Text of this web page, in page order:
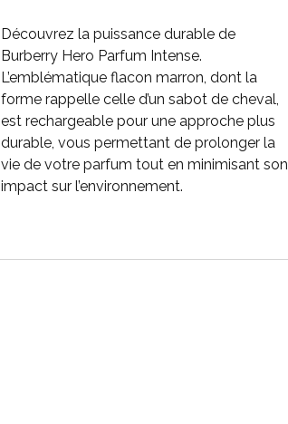
Découvrez la puissance durable de
Burberry Hero Parfum Intense.
L’emblématique flacon marron, dont la
forme rappelle celle d’un sabot de cheval,
est rechargeable pour une approche plus
durable, vous permettant de prolonger la
vie de votre parfum tout en minimisant son
impact sur l’environnement.